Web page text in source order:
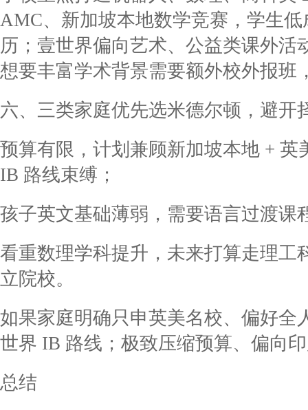
AMC、新加坡本地数学竞赛，学生
历；壹世界偏向艺术、公益类课外活
想要丰富学术背景需要额外校外报班
六、三类家庭优先选米德尔顿，避开
预算有限，计划兼顾新加坡本地 + 英
IB 路线束缚；
孩子英文基础薄弱，需要语言过渡课
看重数理学科提升，未来打算走理工
立院校。
如果家庭明确只申英美名校、偏好全
世界 IB 路线；极致压缩预算、偏向
总结